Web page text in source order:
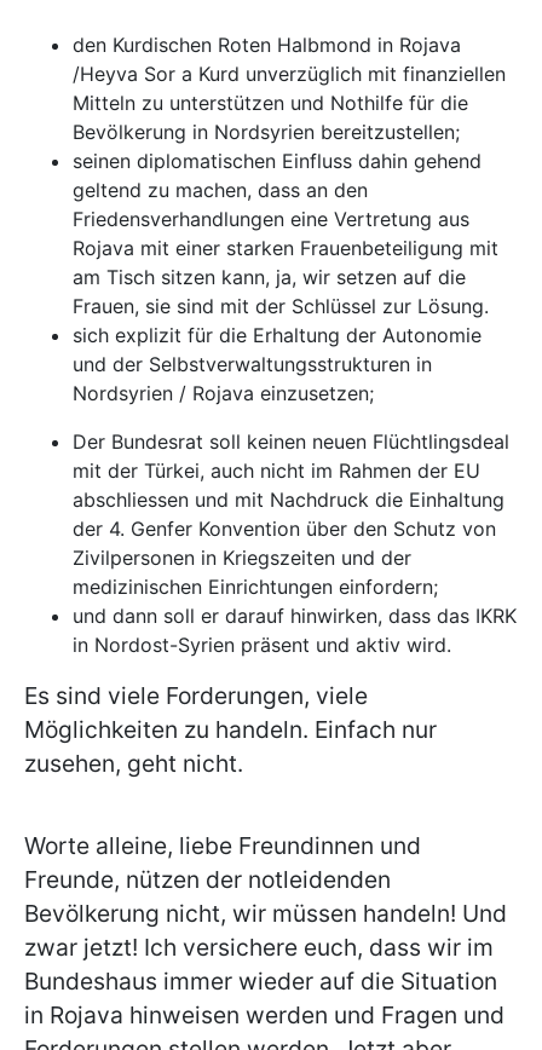
den Kurdischen Roten Halbmond in Rojava
/Heyva Sor a Kurd unverzüglich mit finanziellen
Mitteln zu unterstützen und Nothilfe für die
Bevölkerung in Nordsyrien bereitzustellen;
seinen diplomatischen Einfluss dahin gehend
geltend zu machen, dass an den
Friedensverhandlungen eine Vertretung aus
Rojava mit einer starken Frauenbeteiligung mit
am Tisch sitzen kann, ja, wir setzen auf die
Frauen, sie sind mit der Schlüssel zur Lösung.
sich explizit für die Erhaltung der Autonomie
und der Selbstverwaltungsstrukturen in
Nordsyrien / Rojava einzusetzen;
Der Bundesrat soll keinen neuen Flüchtlingsdeal
mit der Türkei, auch nicht im Rahmen der EU
abschliessen und mit Nachdruck die Einhaltung
der 4. Genfer Konvention über den Schutz von
Zivilpersonen in Kriegszeiten und der
medizinischen Einrichtungen einfordern;
und dann soll er darauf hinwirken, dass das IKRK
in Nordost-Syrien präsent und aktiv wird.
Es sind viele Forderungen, viele
Möglichkeiten zu handeln. Einfach nur
zusehen, geht nicht.
Worte alleine, liebe Freundinnen und
Freunde, nützen der notleidenden
Bevölkerung nicht, wir müssen handeln! Und
zwar jetzt! Ich versichere euch, dass wir im
Bundeshaus immer wieder auf die Situation
in Rojava hinweisen werden und Fragen und